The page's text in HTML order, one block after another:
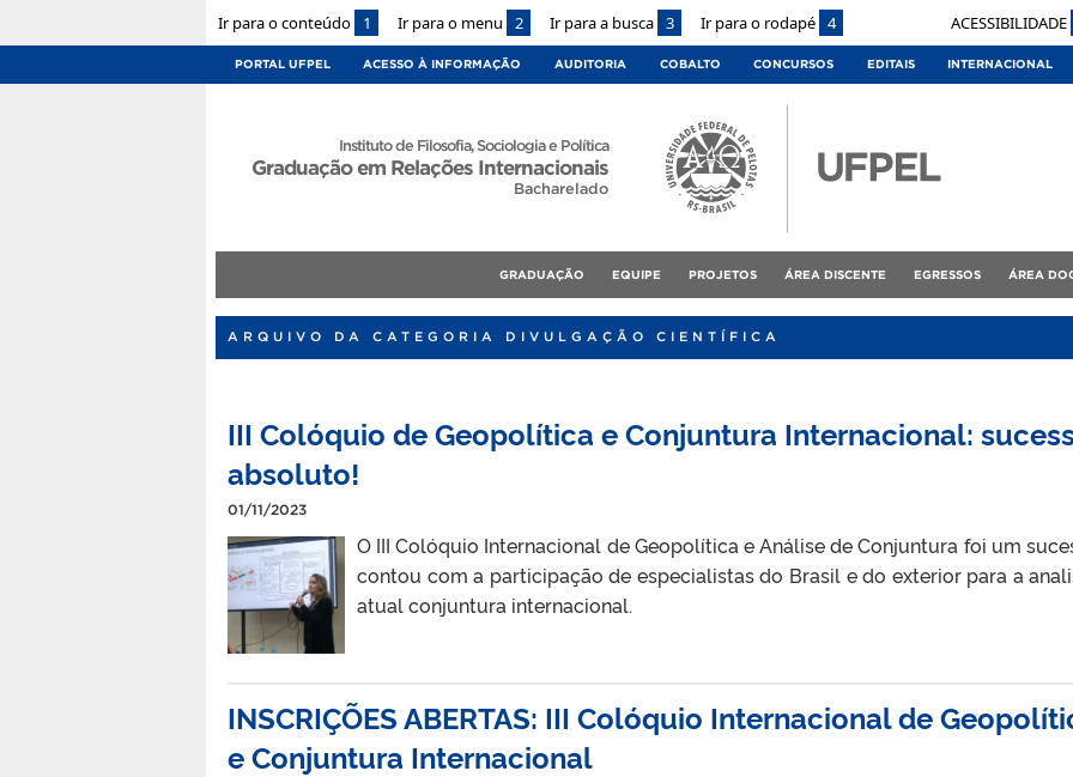
Ir para o conteúdo 1 Ir para o menu 2 Ir para a busca 3 Ir para o rodapé 4 ACESSIBILIDADE
PORTAL UFPEL ACESSO À INFORMAÇÃO AUDITORIA COBALTO CONCURSOS EDITAIS INTERNACIONAL
Instituto de Filosofia, Sociologia e Política
Graduação em Relações Internacionais
Bacharelado
GRADUAÇÃO EQUIPE PROJETOS ÁREA DISCENTE EGRESSOS ÁREA
ARQUIVO DA CATEGORIA DIVULGAÇÃO CIENTÍFICA
III Colóquio de Geopolítica e Conjuntura Internacional:
absoluto!
01/11/2023
O III Colóquio Internacional de Geopolítica e Análise de Conjuntura foi um
contou com a participação de especialistas do Brasil e do exterior para a
atual conjuntura internacional.
INSCRIÇÕES ABERTAS: III Colóquio Internacional de
e Conjuntura Internacional